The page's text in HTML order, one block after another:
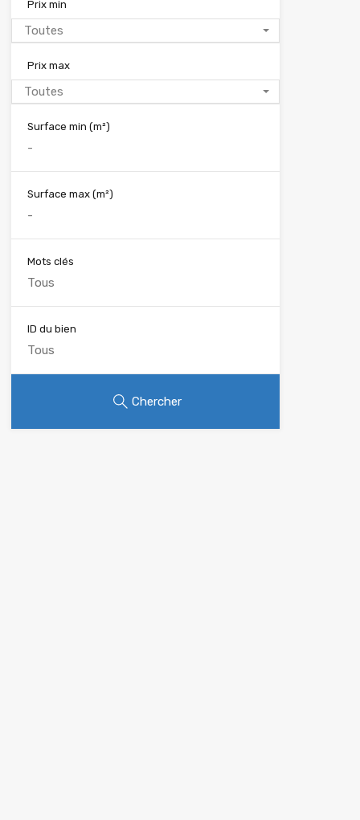
Prix min
Toutes
Prix max
Toutes
Surface min (m²)
Surface max (m²)
Mots clés
ID du bien
Chercher